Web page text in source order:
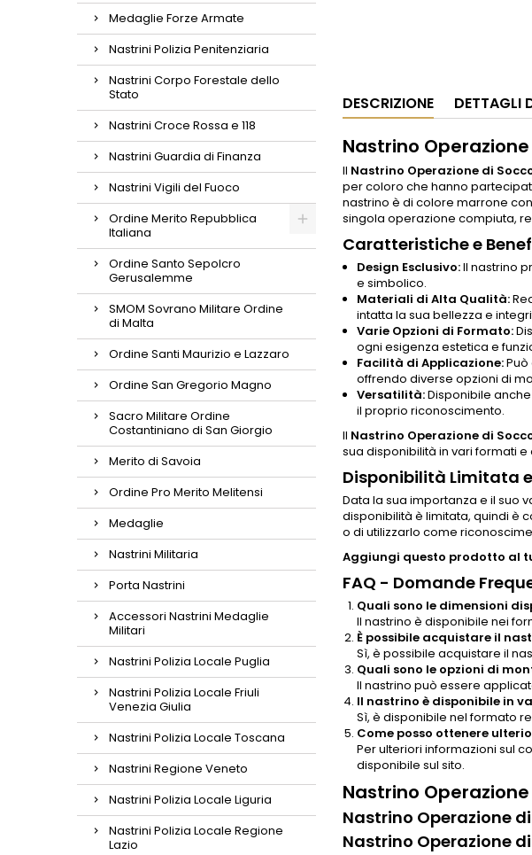
Medaglie Forze Armate
Nastrini Polizia Penitenziaria
Nastrini Corpo Forestale dello
Stato
Nastrini Croce Rossa e 118
Nastrini Guardia di Finanza
Nastrini Vigili del Fuoco
Ordine Merito Repubblica
Italiana
Ordine Santo Sepolcro
Gerusalemme
SMOM Sovrano Militare Ordine
di Malta
Ordine Santi Maurizio e Lazzaro
Ordine San Gregorio Magno
Sacro Militare Ordine
Costantiniano di San Giorgio
Merito di Savoia
Ordine Pro Merito Melitensi
Medaglie
Nastrini Militaria
Porta Nastrini
Accessori Nastrini Medaglie
Militari
Nastrini Polizia Locale Puglia
Nastrini Polizia Locale Friuli
Venezia Giulia
Nastrini Polizia Locale Toscana
Nastrini Regione Veneto
Nastrini Polizia Locale Liguria
Nastrini Polizia Locale Regione
Lazio
DESCRIZIONE DETTAGLI
Nastrino
Il Nastrino Operazione di
per coloro che hanno
nastrino è di colore marrone
singola operazione compiuta,
Caratteristiche e
Design Esclusivo:Il nastrino
e simbolico.
Materiali di Alta Qualità:
intatta la sua bellezza e
Varie Opzioni di Formato:
ogni esigenza estetica e
Facilità di Applicazione:
offrendo diverse opzioni di
Versatilità:Disponibile
il proprio riconoscimento.
Il Nastrino Operazione di
sua disponibilità in vari formati
Disponibilità Limitata
Data la sua importanza e il suo
disponibilità è limitata, quindi è
o di utilizzarlo come
Aggiungi questo prodotto al
FAQ - Domande
Quali sono le dimensioni
Il nastrino è disponibile nei
È possibile acquistare il
Sì, è possibile acquistare il
Quali sono le opzioni di
Il nastrino può essere
Il nastrino è disponibile in
Sì, è disponibile nel formato
Come posso ottenere
Per ulteriori informazioni sul
disponibile sul sito.
Nastrino
Nastrino Operazione
Nastrino Operazione